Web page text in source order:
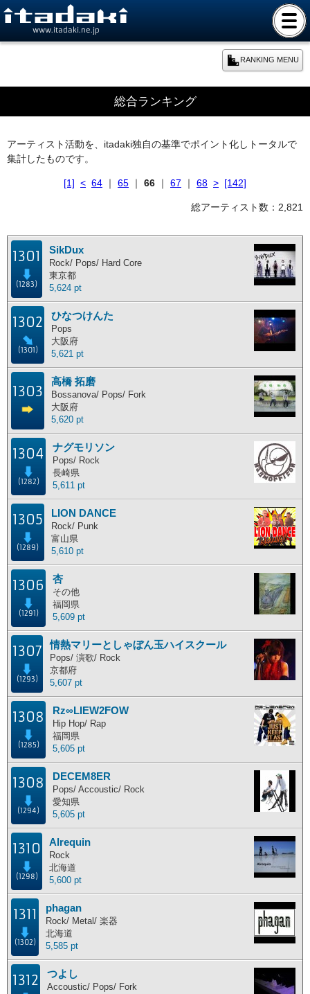
www.itadaki.ne.jp
RANKING MENU
本日のランキング
年間ランキング
主な活動地別に分けたランキングです。
北海道 中部地方
近畿地方 九州地方
海外
総合ランキング
アーティスト活動を、itadaki独自の基準でポイント化しトータルで
集計したものです。
[1] < 64 ｜ 65 ｜ 66 ｜ 67 ｜ 68 > [142]
総アーティスト数：2,821
1301
(1283)
SikDux
Rock/ Pops/ Hard Core
東京都
5,624 pt
1302
(1301)
ひなつけんた
Pops
大阪府
5,621 pt
1303
高橋 拓磨
Bossanova/ Pops/ Fork
大阪府
5,620 pt
1304
(1282)
ナグモリソン
Pops/ Rock
長崎県
5,611 pt
1305
(1289)
LION DANCE
Rock/ Punk
富山県
5,610 pt
1306
(1291)
杏
その他
福岡県
5,609 pt
1307
(1293)
情熱マリーとしゃぼん玉ハイスクール
Pops/ 演歌/ Rock
京都府
5,607 pt
1308
(1285)
Rz∞LIEW2FOW
Hip Hop/ Rap
福岡県
5,605 pt
1308
(1294)
DECEM8ER
Pops/ Accoustic/ Rock
愛知県
5,605 pt
1310
(1298)
Alrequin
Rock
北海道
5,600 pt
1311
(1302)
phagan
Rock/ Metal/ 楽器
北海道
5,585 pt
1312 つよし
Accoustic/ Pops/ Fork